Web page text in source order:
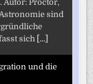
Autor: Proctor,
sind
sich [...]
und die